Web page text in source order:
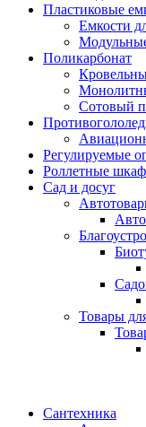
Пластиковые
Емкости
Поликарбонат
Сотовый
Регулируемые
Роллетные
Сад и досуг
Товары
Сантехника